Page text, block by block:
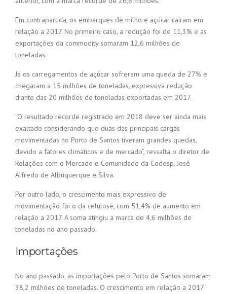
Em contrapartida, os embarques de milho e açúcar caíram em
relação a 2017. No primeiro caso, a redução foi de 11,3% e as
exportações da commodity somaram 12,6 milhões de
toneladas.
Já os carregamentos de açúcar sofreram uma queda de 27% e
chegaram a 15 milhões de toneladas, expressiva redução
diante das 20 milhões de toneladas exportadas em 2017.
“O resultado recorde registrado em 2018 deve ser ainda mais
exaltado considerando que duas das principais cargas
movimentadas no Porto de Santos tiveram grandes quedas,
devido a fatores climáticos e de mercado”, ressalta o diretor de
Relações com o Mercado e Comunidade da Codesp, José
Alfredo de Albuquerque e Silva.
Por outro lado, o crescimento mais expressivo de
movimentação foi o da celulose, com 51,4% de aumento em
relação a 2017. A soma atingiu a marca de 4,6 milhões de
toneladas no ano passado.
Importações
No ano passado, as importações pelo Porto de Santos somaram
38,2 milhões de toneladas. O crescimento em relação a 2017